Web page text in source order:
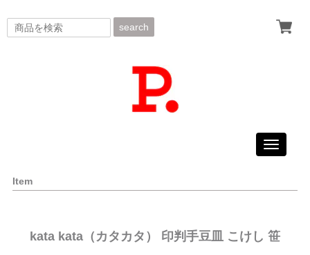
search
Toggle
Item
kata kata（カタカタ） 印判手豆皿 こけし 笹